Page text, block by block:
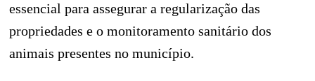
essencial para assegurar a regularização das
propriedades e o monitoramento sanitário dos
animais presentes no município.